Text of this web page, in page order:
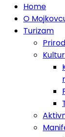
Home
O
Turizam